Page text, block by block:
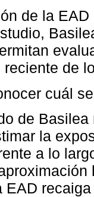
de la
reciente de
cuál
de
la
a lo
EAD